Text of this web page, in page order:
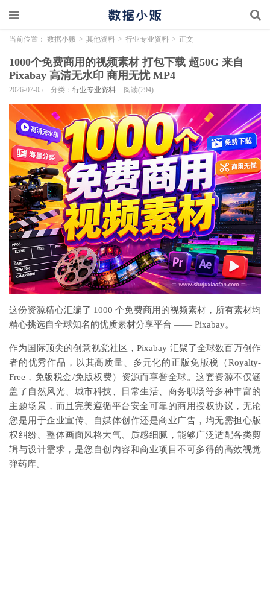
当前位置： 数据小贩 > 其他资料 > 行业专业资料 > 正文
1000个免费商用的视频素材 打包下载 超50G 来自
Pixabay 高清无水印 商用无忧 MP4
2026-07-05 分类： 行业专业资料 阅读(294)
这份资源精心汇编了 1000 个免费商用的视频素材，所有素材均
精心挑选自全球知名的优质素材分享平台 —— Pixabay。
作为国际顶尖的创意视觉社区，Pixabay 汇聚了全球数百万创作
者的优秀作品，以其高质量、多元化的正版免版税（Royalty-
Free，免版税金/免版权费）资源而享誉全球。这套资源不仅涵
盖了自然风光、城市科技、日常生活、商务职场等多种丰富的
主题场景，而且完美遵循平台安全可靠的商用授权协议，无论
您是用于企业宣传、自媒体创作还是商业广告，均无需担心版
权纠纷。整体画面风格大气、质感细腻，能够广泛适配各类剪
辑与设计需求，是您自创内容和商业项目不可多得的高效视觉
弹药库。